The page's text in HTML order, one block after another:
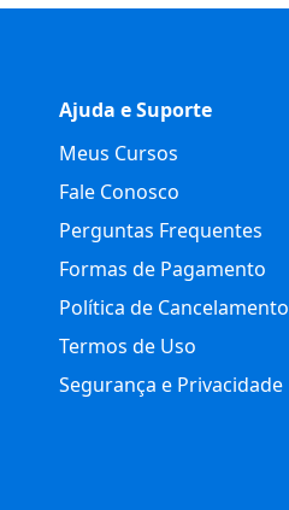
Ajuda e Suporte
Meus Cursos
Fale Conosco
Perguntas Frequentes
Formas de Pagamento
Política de Cancelamento
Termos de Uso
Segurança e Privacidade